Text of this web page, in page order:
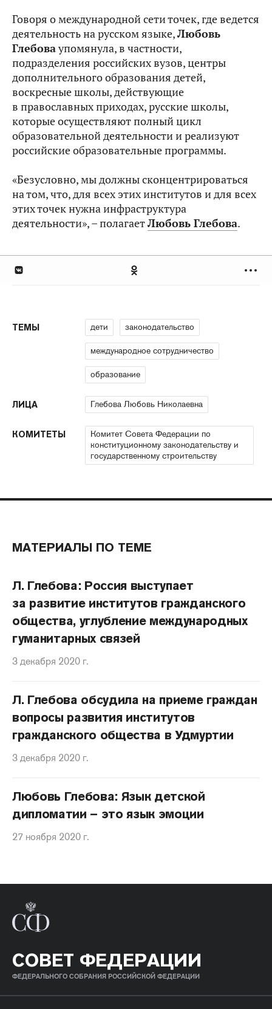
Говоря о международной сети точек, где ведется
деятельность на русском языке,Любовь
Глебоваупомянула, в частности,
подразделения российских вузов, центры
дополнительного образования детей,
воскресные школы, действующие
в православных приходах, русские школы,
которые осуществляют полный цикл
образовательной деятельности и реализуют
российские образовательные программы.
«Безусловно, мы должны сконцентрироваться
на том, что, для всех этих институтов и для всех
этих точек нужна инфраструктура
деятельности», – полагаетЛюбовь Глебова.
ТЕМЫ дети законодательство
международное сотрудничество
образование
ЛИЦА Глебова Любовь Николаевна
КОМИТЕТЫ
Комитет Совета Федерации по
конституционному законодательству и
государственному строительству
МАТЕРИАЛЫ ПО ТЕМЕ
Л. Глебова: Россия выступает
за развитие институтов гражданского
общества, углубление международных
гуманитарных связей
3 декабря 2020 г.
Л. Глебова обсудила на приеме граждан
вопросы развития институтов
гражданского общества в Удмуртии
3 декабря 2020 г.
Любовь Глебова: Язык детской
дипломатии – это язык эмоции
27 ноября 2020 г.
СОВЕТ ФЕДЕРАЦИИ
ФЕДЕРАЛЬНОГО СОБРАНИЯ РОССИЙСКОЙ ФЕДЕРАЦИИ